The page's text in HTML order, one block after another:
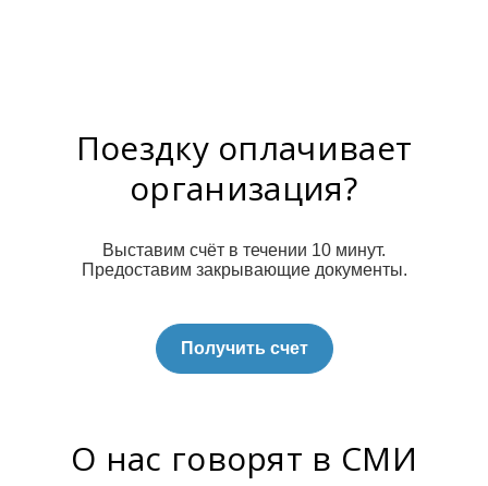
Поездку оплачивает
организация?
Выставим счёт в течении 10 минут.
Предоставим закрывающие документы.
Получить счет
О нас говорят в СМИ